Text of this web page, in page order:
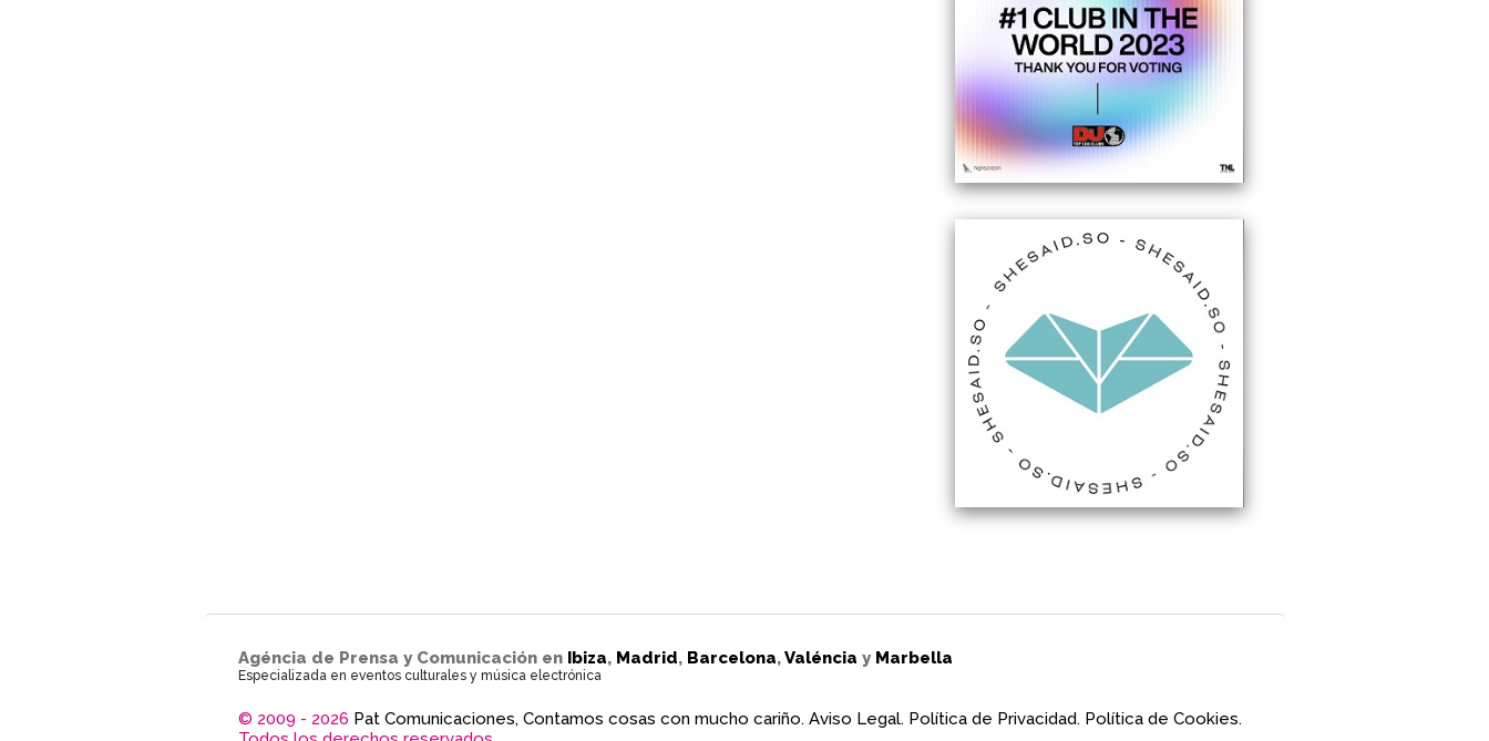
Agéncia de Prensa y Comunicación en Ibiza, Madrid, Barcelona,Valéncia y Marbella
Especializada en eventos culturales y música electrónica
© 2009 - 2026 Pat Comunicaciones, Contamos cosas con mucho cariño. Aviso Legal. Política de Privacidad. Política de Cookies.